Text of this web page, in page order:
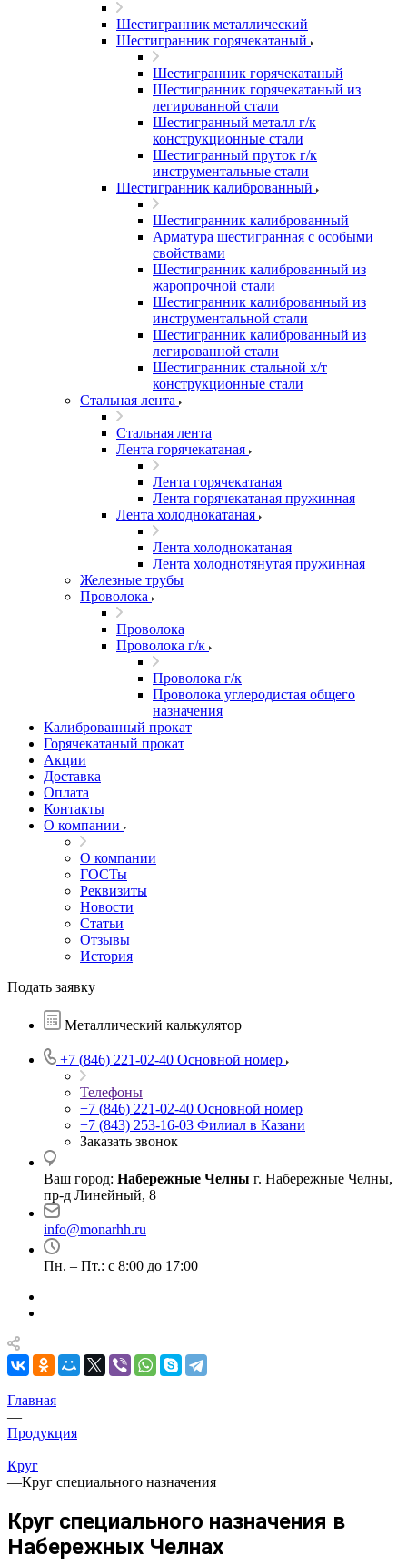
Шестигранник металлический
Шестигранник горячекатаный
Шестигранник горячекатаный
Шестигранник горячекатаный из
легированной стали
Шестигранный металл г/к
конструкционные стали
Шестигранный пруток г/к
инструментальные стали
Шестигранник калиброванный
Шестигранник калиброванный
Арматура шестигранная с особыми
свойствами
Шестигранник калиброванный из
жаропрочной стали
Шестигранник калиброванный из
инструментальной стали
Шестигранник калиброванный из
легированной стали
Шестигранник стальной х/т
конструкционные стали
Стальная лента
Стальная лента
Лента горячекатаная
Лента горячекатаная
Лента горячекатаная пружинная
Лента холоднокатаная
Лента холоднокатаная
Лента холоднотянутая пружинная
Железные трубы
Проволока
Проволока
Проволока г/к
Проволока г/к
Проволока углеродистая общего
назначения
Калиброванный прокат
Горячекатаный прокат
Акции
Доставка
Оплата
Контакты
О компании
О компании
ГОСТы
Реквизиты
Новости
Статьи
Отзывы
История
Подать заявку
Металлический калькулятор
+7 (846) 221-02-40 Основной номер
Телефоны
+7 (846) 221-02-40 Основной номер
+7 (843) 253-16-03 Филиал в Казани
Заказать звонок
Ваш город: Набережные Челны г. Набережные Челны,
пр-д Линейный, 8
info@monarhh.ru
Пн. – Пт.: с 8:00 до 17:00
Главная
—
Продукция
—
Круг
—Круг специального назначения
Круг специального назначения в
Набережных Челнах